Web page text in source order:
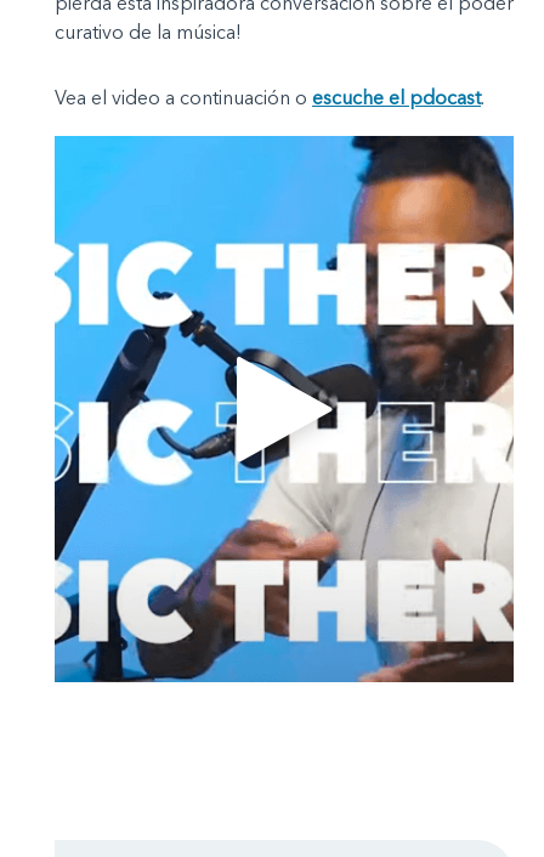
curativo de la música!
Vea el video a continuación o escuche el pdocast.